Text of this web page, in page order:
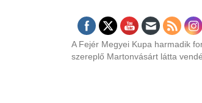
A Fejér Megyei Kupa harmadik
szereplő Martonvásárt látta